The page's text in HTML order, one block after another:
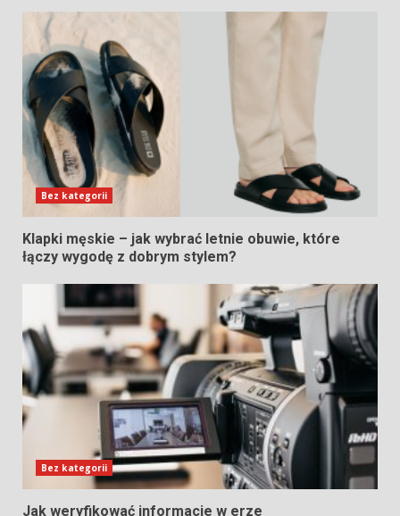
Bez kategorii
Klapki męskie – jak wybrać letnie obuwie, które
łączy wygodę z dobrym stylem?
Bez kategorii
Jak weryfikować informacje w erze